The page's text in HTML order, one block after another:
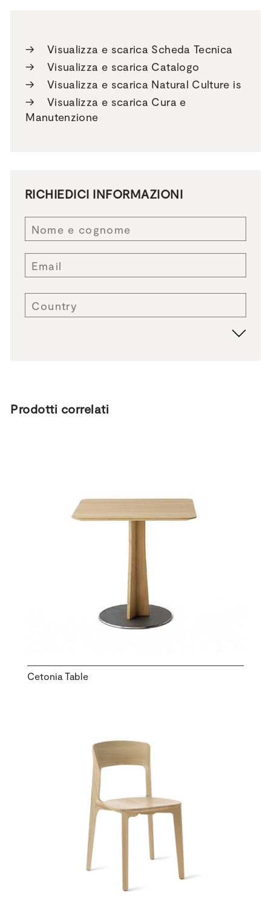
→
Visualizza e scarica Scheda Tecnica
→
Visualizza e scarica Catalogo
→
Visualizza e scarica Natural Culture is
→
Visualizza e scarica Cura e
Manutenzione
RICHIEDICI INFORMAZIONI
Prodotti correlati
Cetonia Table